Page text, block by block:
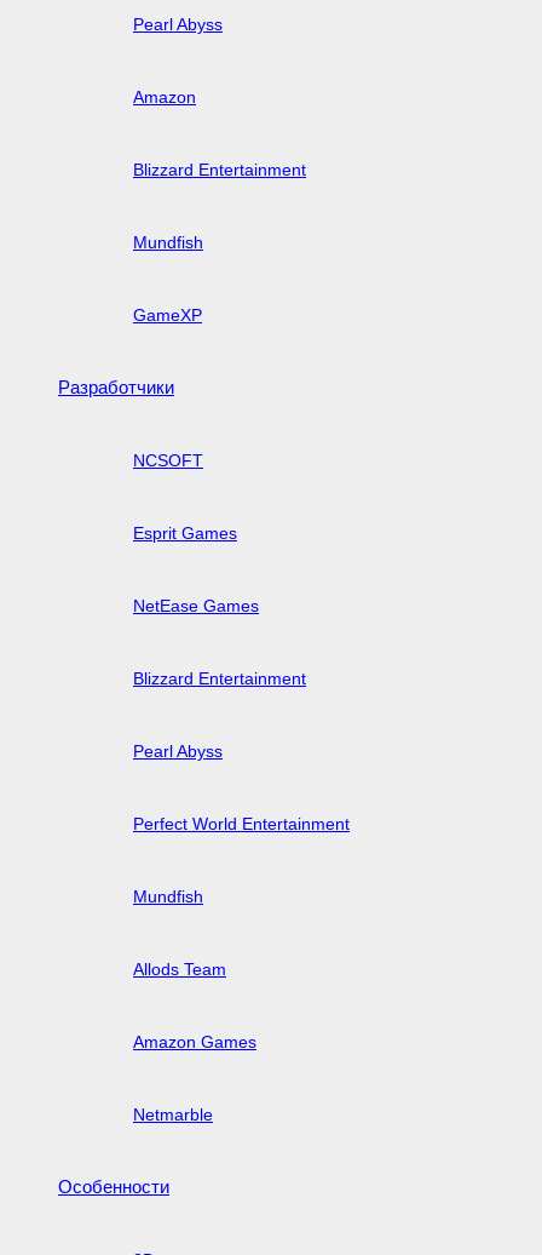
Pearl Abyss
Amazon
Blizzard Entertainment
Mundfish
GameXP
Разработчики
NCSOFT
Esprit Games
NetEase Games
Blizzard Entertainment
Pearl Abyss
Perfect World Entertainment
Mundfish
Allods Team
Amazon Games
Netmarble
Особенности